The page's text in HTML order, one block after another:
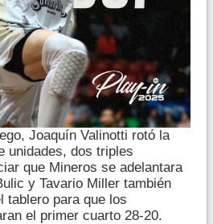
Joaquín Valinotti rotó la
unidades, dos triples
que Mineros se adelantara
y Tavario Miller también
tablero para que los
el primer cuarto 28-20.